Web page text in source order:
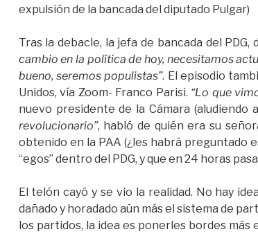
expulsión de la bancada del diputado Pulgar)
Tras la debacle, la jefa de bancada del
cambio en la política de hoy, necesitamos
bueno, seremos populistas”. El episodio
Unidos, vía Zoom- Franco Parisi. “Lo que
nuevo presidente de la Cámara
revolucionario”, habló de quién era su
obtenido en la PAA (¿les habrá preguntado
“egos” dentro del PDG, y que en 24 horas
El telón cayó y se vio la realidad. No hay
dañado y horadado aún más el sistema de
los partidos, la idea es ponerles bordes